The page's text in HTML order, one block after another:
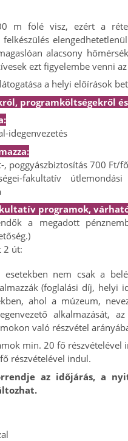
m fölé visz, ezért a
alacsony
ezt figyelembe venni
a helyi előírások
programköltségekről
-idegenvezetés
, poggyászbiztosítás 700 Ft/
-fakultatív
programok,
a megadott
2 út:
nem csak a
(foglalási díj, helyi
ahol a múzeum,
alkalmazását,
való részvétel
min. 20 fő részvételével
részvételével indul.
az időjárás, a